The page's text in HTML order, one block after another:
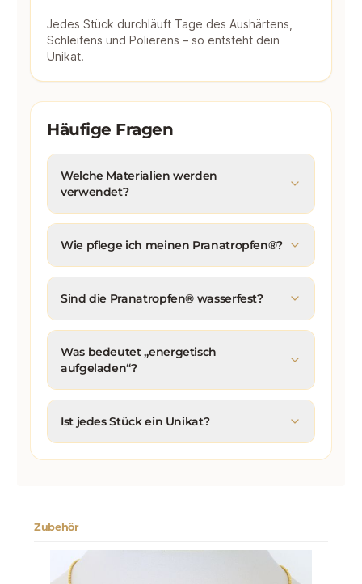
Jedes Stück durchläuft Tage des Aushärtens,
Schleifens und Polierens – so entsteht dein
Unikat.
Häufige Fragen
Welche Materialien werden
verwendet?
Wie pflege ich meinen Pranatropfen®?
Sind die Pranatropfen® wasserfest?
Was bedeutet „energetisch
aufgeladen“?
Ist jedes Stück ein Unikat?
Zubehör
Produktgalerie überspringen